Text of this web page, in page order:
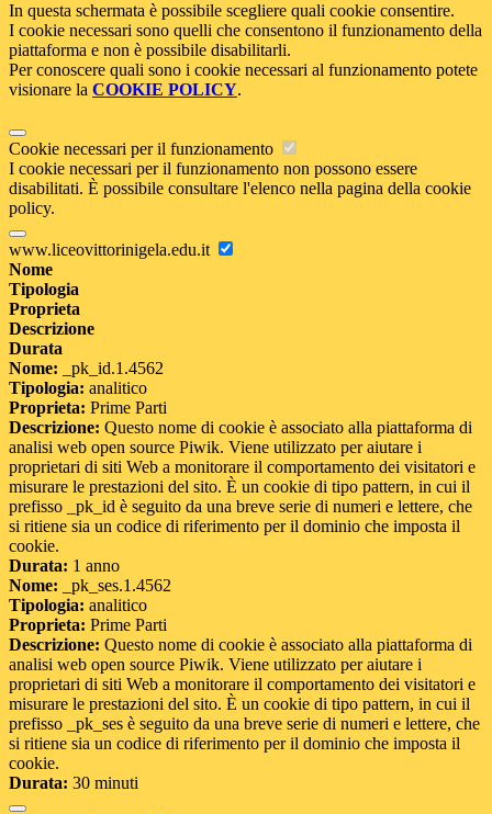
In questa schermata è possibile scegliere quali cookie consentire.
I cookie necessari sono quelli che consentono il funzionamento della
piattaforma e non è possibile disabilitarli.
Per conoscere quali sono i cookie necessari al funzionamento potete
visionare la COOKIE POLICY.
Cookie necessari per il funzionamento
I cookie necessari per il funzionamento non possono essere
disabilitati. È possibile consultare l'elenco nella pagina della cookie
policy.
www.liceovittorinigela.edu.it
Nome
Tipologia
Proprieta
Descrizione
Durata
Nome: _pk_id.1.4562
Tipologia: analitico
Proprieta: Prime Parti
Descrizione: Questo nome di cookie è associato alla piattaforma di
analisi web open source Piwik. Viene utilizzato per aiutare i
proprietari di siti Web a monitorare il comportamento dei visitatori e
misurare le prestazioni del sito. È un cookie di tipo pattern, in cui il
prefisso _pk_id è seguito da una breve serie di numeri e lettere, che
si ritiene sia un codice di riferimento per il dominio che imposta il
cookie.
Durata: 1 anno
Nome: _pk_ses.1.4562
Tipologia: analitico
Proprieta: Prime Parti
Descrizione: Questo nome di cookie è associato alla piattaforma di
analisi web open source Piwik. Viene utilizzato per aiutare i
proprietari di siti Web a monitorare il comportamento dei visitatori e
misurare le prestazioni del sito. È un cookie di tipo pattern, in cui il
prefisso _pk_ses è seguito da una breve serie di numeri e lettere, che
si ritiene sia un codice di riferimento per il dominio che imposta il
cookie.
Durata: 30 minuti